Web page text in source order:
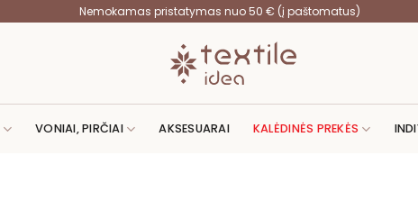
Nemokamas pristatymas nuo 50 € (į paštomatus)
VONIAI, PIRČIAI AKSESUARAI KALĖDINĖS PREKĖS